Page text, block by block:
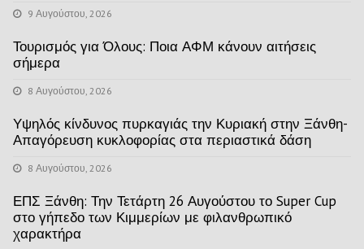
9 Αυγούστου, 2026
Τουρισμός για Όλους: Ποια ΑΦΜ κάνουν αιτήσεις
σήμερα
8 Αυγούστου, 2026
Υψηλός κίνδυνος πυρκαγιάς την Κυριακή στην Ξάνθη-
Απαγόρευση κυκλοφορίας στα περιαστικά δάση
8 Αυγούστου, 2026
ΕΠΣ Ξάνθη: Την Τετάρτη 26 Αυγούστου το Super Cup
στο γήπεδο των Κιμμερίων με φιλανθρωπικό
χαρακτήρα